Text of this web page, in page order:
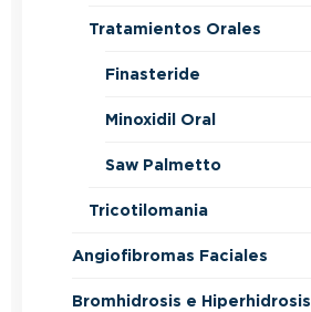
Tratamientos Orales
Finasteride
Minoxidil Oral
Saw Palmetto
Tricotilomania
Angiofibromas Faciales
Bromhidrosis e Hiperhidrosis